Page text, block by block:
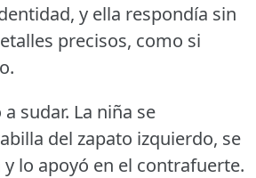
y ella respondía sin
precisos, como si
sudar. La niña se
del zapato izquierdo, se
lo apoyó en el contrafuerte.